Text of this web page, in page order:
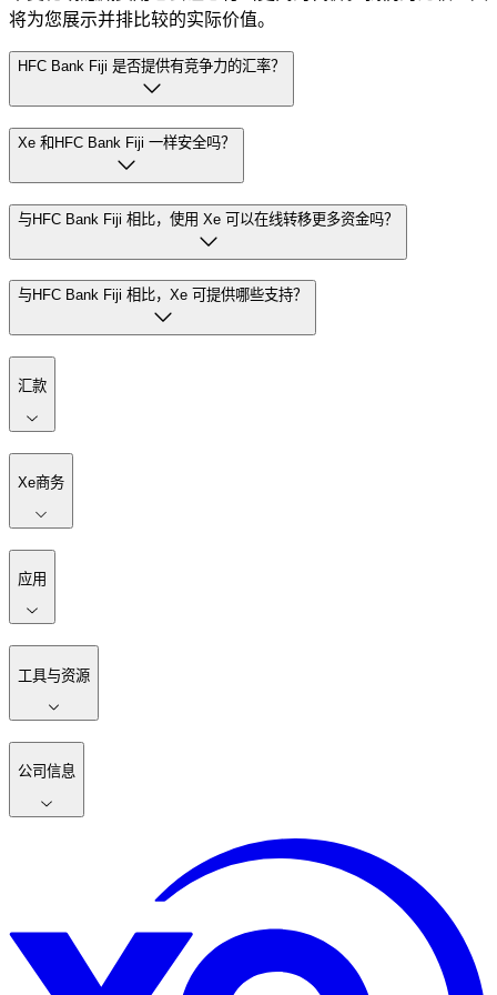
将为您展示并排比较的实际价值。
HFC Bank Fiji 是否提供有竞争力的汇率？
Xe 和HFC Bank Fiji 一样安全吗？
与HFC Bank Fiji 相比，使用 Xe 可以在线转移更多资金吗？
与HFC Bank Fiji 相比，Xe 可提供哪些支持？
汇款
Xe商务
应用
工具与资源
公司信息